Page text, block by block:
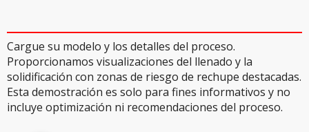
Cargue su modelo y los detalles del proceso.
Proporcionamos visualizaciones del llenado y la
solidificación con zonas de riesgo de rechupe destacadas.
Esta demostración es solo para fines informativos y no
incluye optimización ni recomendaciones del proceso.